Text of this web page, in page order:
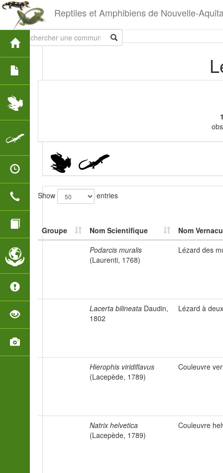
Reptiles et Amphibiens de Nouvelle-
Show entries
Groupe Nom Scientifique
Nom
Podarcis muralis
(Laurenti, 1768)
Lézard des
Lacerta bilineata Daudin,
1802
Lézard à
Hierophis viridiflavus
(Lacepède, 1789)
Couleuvre
Natrix helvetica
(Lacepède, 1789)
Couleuvre